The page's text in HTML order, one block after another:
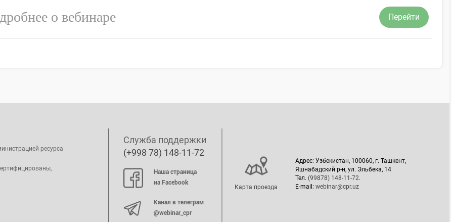
о вебинаре Перейти
ресурса
Служба поддержки
(+998 78) 148-11-72
Наша страница
на Facebook
Канал в телеграм
@webinar_cpr
Карта проезда
Адрес: Узбекистан, 100060, г. Ташкент,
Яшнабадский р-н, ул. Эльбека, 14
Тел. (99878) 148-11-72.
E-mail: webinar@cpr.uz